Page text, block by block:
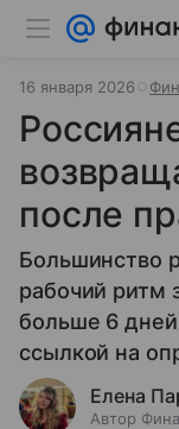
16 января 2026
после
Большинство
рабочий ритм
больше 6
ссылкой на
Елена
Автор